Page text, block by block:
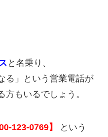
と名乗り、
る」という営業電話が
方もいるでしょう。
123-0769】
という